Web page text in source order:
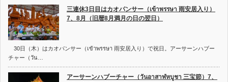
三連休3日目はカオパンサー（เข้าพรรษา 雨安居入り）
7、8月（旧暦8月満月の日の翌日）
30日（木）はカオパンサー（เข้าพรรษา 雨安居入り）で祝日。アーサーンハブー
チャー（วัน…
アーサーンハブーチャー（วันอาสาฬหบูชา 三宝節）7、